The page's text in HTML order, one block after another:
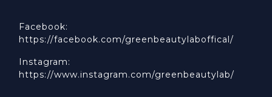
Facebook:
https://facebook.com/greenbeautylaboffical/
Instagram:
https://www.instagram.com/greenbeautylab/